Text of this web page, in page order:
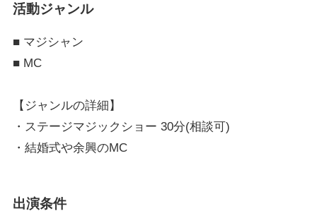
活動ジャンル
■ マジシャン
■ MC
【ジャンルの詳細】
・ステージマジックショー 30分(相談可)
・結婚式や余興のMC
出演条件